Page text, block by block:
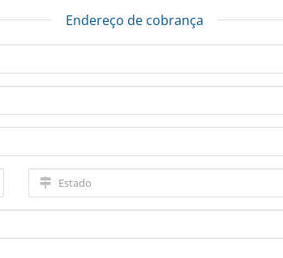
Endereço de cobrança